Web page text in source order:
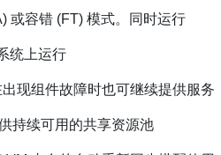
或容错 (FT) 模式。同时运行
统上运行
现组件故障时也可继续提供服务
持续可用的共享资源池